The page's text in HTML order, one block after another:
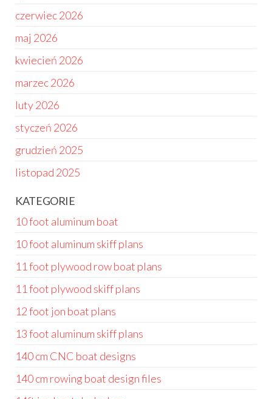
czerwiec 2026
maj 2026
kwiecień 2026
marzec 2026
luty 2026
styczeń 2026
grudzień 2025
listopad 2025
KATEGORIE
10 foot aluminum boat
10 foot aluminum skiff plans
11 foot plywood row boat plans
11 foot plywood skiff plans
12 foot jon boat plans
13 foot aluminum skiff plans
140 cm CNC boat designs
140 cm rowing boat design files